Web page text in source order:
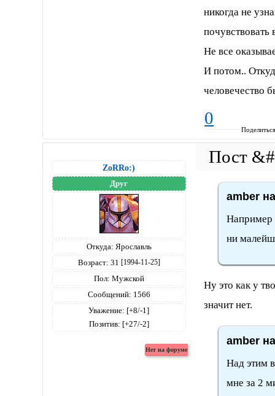
никогда не
почувствовать
Не все
И потом..
человечество
0
ZoRRo:)
Друг
Откуда: Ярославль
Возраст: 31 [1994-11-25]
Пол: Мужской
Сообщений: 1566
Уважение: [+8/-1]
Позитив: [+27/-2]
amber
Например
ни
Ну это как у
значит нет.
amber
Над этим
мне за 2